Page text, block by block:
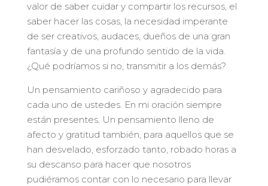
valor de saber cuidar y compartir los recursos, el
saber hacer las cosas, la necesidad imperante
de ser creativos, audaces, dueños de una gran
fantasía y de una profundo sentido de la vida.
¿Qué podríamos si no, transmitir a los demás?
Un pensamiento cariñoso y agradecido para
cada uno de ustedes. En mi oración siempre
están presentes. Un pensamiento lleno de
afecto y gratitud también, para aquellos que se
han desvelado, esforzado tanto, robado horas a
su descanso para hacer que nosotros
pudiéramos contar con lo necesario para llevar